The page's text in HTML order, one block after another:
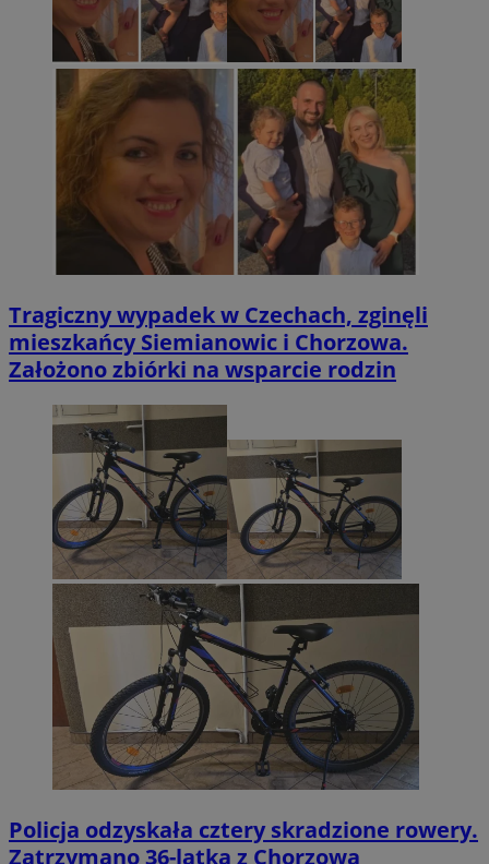
Tragiczny wypadek w Czechach, zginęli
mieszkańcy Siemianowic i Chorzowa.
Założono zbiórki na wsparcie rodzin
Policja odzyskała cztery skradzione rowery.
Zatrzymano 36-latka z Chorzowa